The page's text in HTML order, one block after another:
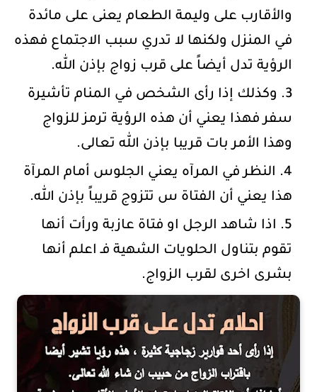
والأقارب على وليمة الطعام يعنى على مائدة
في المنزل ولكنها لا تدري سبب الاجتماع فهذه
الرؤية تدل أيضاً على قرب زواج بإذن الله.
وكذلك إذا رأى الشخص في المنام تأشيرة
سفر فهذا يعني أن هذه الرؤية ترمز للزواج
وهذا الأمر بات قريبا بإذن الله تعالى.
النظر في المرآه يعني الجلوس أمام المرآة
هذا يعني أن الفتاة س تتزوج قريباً بإذن الله.
اذا شاهد الرجل او فتاة عازبة ورأت أنها
تقوم بتناول الحلويات الشهية فـ اعلم أنها
بشرى اخرى لقرب الزواج.